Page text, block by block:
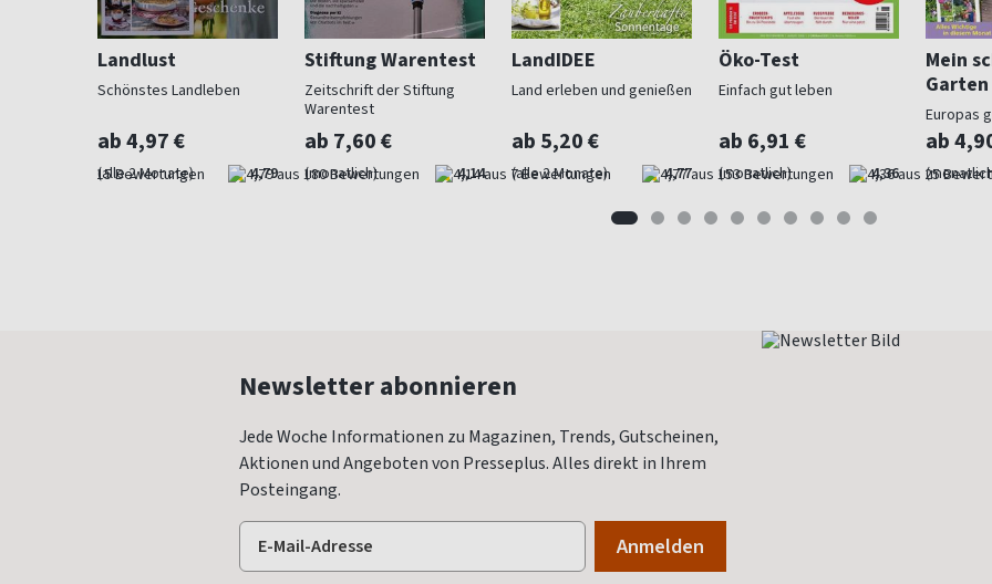
Landlust
Schönstes Landleben
ab 4,97 €
(alle 2 Monate) 4,79
Stiftung Warentest
Zeitschrift der Stiftung
Warentest
ab 7,60 €
(monatlich) 4,14
LandIDEE
Land erleben und genießen
ab 5,20 €
(alle 2 Monate) 4,77
Öko-Test
Einfach gut leben
ab 6,91 €
(monatlich) 4,36
Mein
Garten
Europas
ab
Newsletter abonnieren
Jede Woche Informationen zu Magazinen, Trends, Gutscheinen,
Aktionen und Angeboten von Presseplus. Alles direkt in Ihrem
Posteingang.